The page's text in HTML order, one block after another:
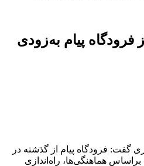
پیام به‌زودی
فرودگاه پیام از گذشته در
هماهنگی‌ها، راه‌اندازی